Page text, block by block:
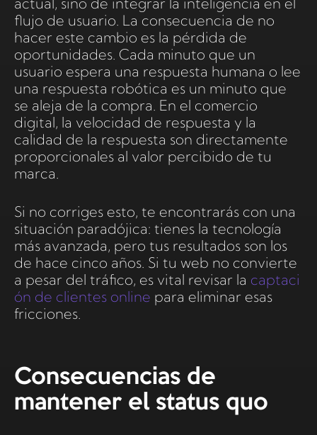
flujo de usuario. La consecuencia de no
hacer este cambio es la pérdida de
oportunidades. Cada minuto que un
usuario espera una respuesta humana o lee
una respuesta robótica es un minuto que
se aleja de la compra. En el comercio
digital, la velocidad de respuesta y la
calidad de la respuesta son directamente
proporcionales al valor percibido de tu
marca.
Si no corriges esto, te encontrarás con una
situación paradójica: tienes la tecnología
más avanzada, pero tus resultados son los
de hace cinco años. Si tu web no convierte
a pesar del tráfico, es vital revisar la captaci
ón de clientes online para eliminar esas
fricciones.
Consecuencias de
mantener el status quo